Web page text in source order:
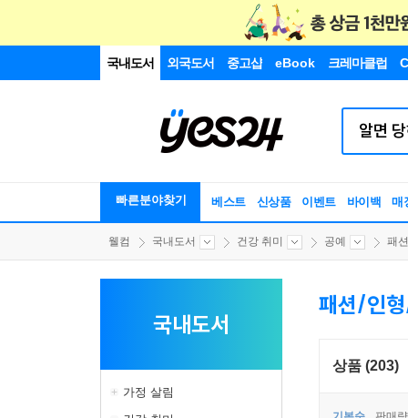
국내도서 외국도서 중고샵 eBook 크레마클럽
빠른분야찾기 베스트 신상품 이벤트 바이백 매
웰컴 국내도서 건강 취미 공예 패
국내도서
가정 살림
패션/인
상품 (203)